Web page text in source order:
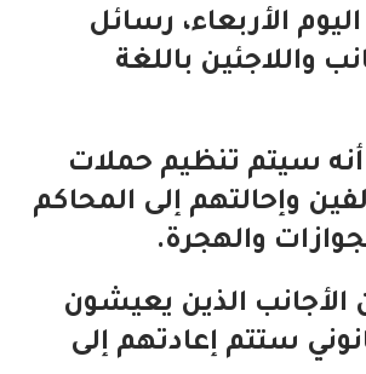
الأربعاء، رسائل
واللاجئين باللغة
أنه سيتم تنظيم حملات
وإحالتهم إلى المحاكم
والهجرة.
الذين يعيشون
ستتم إعادتهم إلى